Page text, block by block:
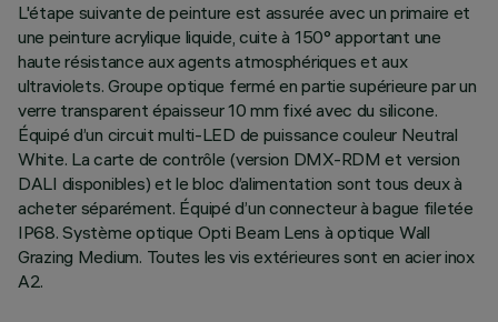
L'étape suivante de peinture est assurée avec un primaire et
une peinture acrylique liquide, cuite à 150° apportant une
haute résistance aux agents atmosphériques et aux
ultraviolets. Groupe optique fermé en partie supérieure par un
verre transparent épaisseur 10 mm fixé avec du silicone.
Équipé d’un circuit multi-LED de puissance couleur Neutral
White. La carte de contrôle (version DMX-RDM et version
DALI disponibles) et le bloc d’alimentation sont tous deux à
acheter séparément. Équipé d’un connecteur à bague filetée
IP68. Système optique Opti Beam Lens à optique Wall
Grazing Medium. Toutes les vis extérieures sont en acier inox
A2.